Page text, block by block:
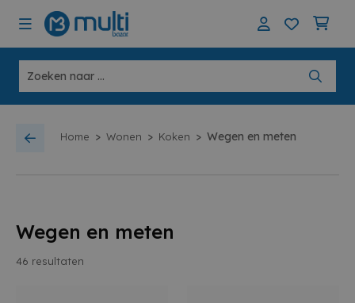
Home > Wonen > Koken > Wegen en meten
Wegen en meten
46 resultaten